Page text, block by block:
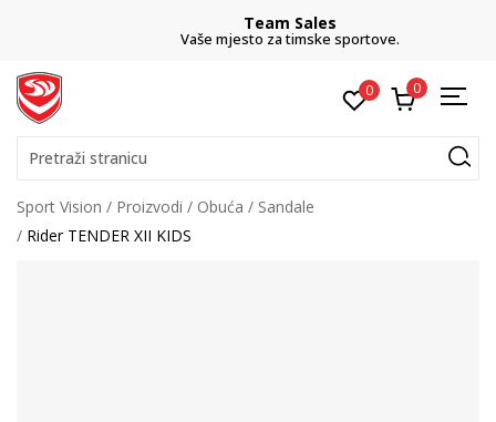
Team Sales
Vaše mjesto za timske sportove.
0 0
Pretraži stranicu
Sport Vision Proizvodi Obuća
Sandale
Rider TENDER XII KIDS